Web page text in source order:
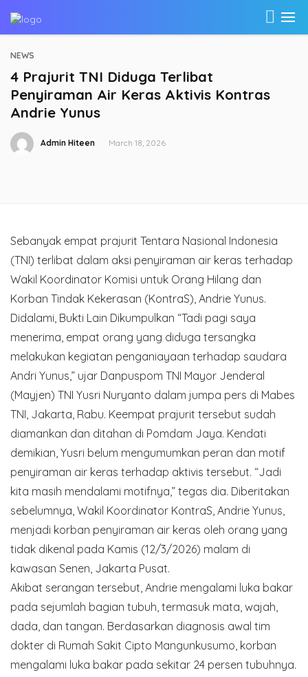
NEWS
4 Prajurit TNI Diduga Terlibat
Penyiraman Air Keras Aktivis Kontras
Andrie Yunus
Admin Hiteen March 18, 2026
Sebanyak empat prajurit Tentara Nasional Indonesia
(TNI) terlibat dalam aksi penyiraman air keras terhadap
Wakil Koordinator Komisi untuk Orang Hilang dan
Korban Tindak Kekerasan (KontraS), Andrie Yunus.
Didalami, Bukti Lain Dikumpulkan “Tadi pagi saya
menerima, empat orang yang diduga tersangka
melakukan kegiatan penganiayaan terhadap saudara
Andri Yunus,” ujar Danpuspom TNI Mayor Jenderal
(Mayjen) TNI Yusri Nuryanto dalam jumpa pers di Mabes
TNI, Jakarta, Rabu. Keempat prajurit tersebut sudah
diamankan dan ditahan di Pomdam Jaya. Kendati
demikian, Yusri belum mengumumkan peran dan motif
penyiraman air keras terhadap aktivis tersebut. “Jadi
kita masih mendalami motifnya,” tegas dia. Diberitakan
sebelumnya, Wakil Koordinator KontraS, Andrie Yunus,
menjadi korban penyiraman air keras oleh orang yang
tidak dikenal pada Kamis (12/3/2026) malam di
kawasan Senen, Jakarta Pusat.
Akibat serangan tersebut, Andrie mengalami luka bakar
pada sejumlah bagian tubuh, termasuk mata, wajah,
dada, dan tangan. Berdasarkan diagnosis awal tim
dokter di Rumah Sakit Cipto Mangunkusumo, korban
mengalami luka bakar pada sekitar 24 persen tubuhnya.